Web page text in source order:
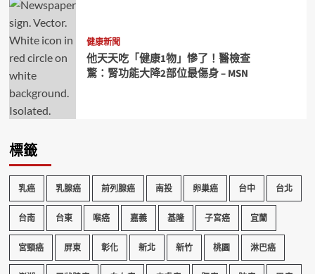
健康新聞
他天天吃「健康1物」慘了！醫檢查
驚：腎功能大降2部位最傷身 – MSN
標籤
乳癌 乳腺癌 前列腺癌 南投 卵巢癌 台中 台北
台南 台東 喉癌 嘉義 基隆 子宮癌 宜蘭
宮頸癌 屏東 彰化 新北 新竹 桃園 淋巴癌